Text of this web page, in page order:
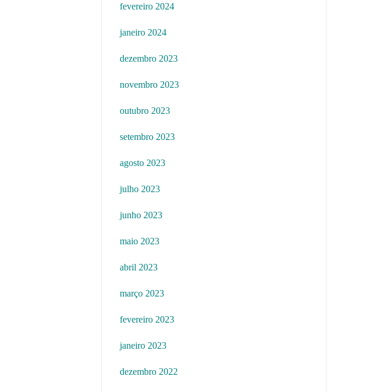
fevereiro 2024
janeiro 2024
dezembro 2023
novembro 2023
outubro 2023
setembro 2023
agosto 2023
julho 2023
junho 2023
maio 2023
abril 2023
março 2023
fevereiro 2023
janeiro 2023
dezembro 2022